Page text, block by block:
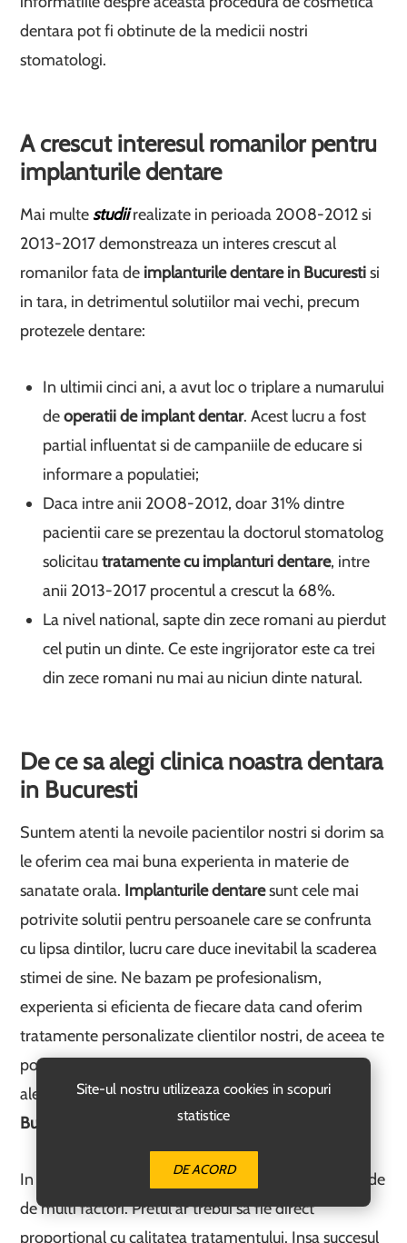
Site-ul nostru utilizeaza cookies in scopuri
statistice
DE ACORD
dentara pot fi obtinute de la medicii nostri
stomatologi.
A crescut interesul romanilor pentru
implanturile dentare
Mai multestudiirealizate in perioada 2008-2012 si
2013-2017 demonstreaza un interes crescut al
romanilor fata de implanturile dentare in Bucurestisi
in tara, in detrimentul solutiilor mai vechi, precum
protezele dentare:
In ultimii cinci ani, a avut loc o triplare a numarului
deoperatii de implant dentar. Acest lucru a fost
partial influentat si de campaniile de educare si
informare a populatiei;
Daca intre anii 2008-2012, doar 31% dintre
pacientii care se prezentau la doctorul stomatolog
solicitautratamente cu implanturi dentare, intre
anii 2013-2017 procentul a crescut la 68%.
La nivel national, sapte din zece romani au pierdut
cel putin un dinte. Ce este ingrijorator este ca trei
din zece romani nu mai au niciun dinte natural.
De ce sa alegi clinica noastra dentara
in Bucuresti
Suntem atenti la nevoile pacientilor nostri si dorim sa
le oferim cea mai buna experienta in materie de
sanatate orala. Implanturile dentaresunt cele mai
potrivite solutii pentru persoanele care se confrunta
cu lipsa dintilor, lucru care duce inevitabil la scaderea
stimei de sine. Ne bazam pe profesionalism,
experienta si eficienta de fiecare data cand oferim
tratamente personalizate clientilor nostri, de aceea te
poti baza pe un partener de nadejde atunci cand
alegi
serviciile clinicii noastre de implant dentar in
Bucuresti
In concluzie, selectia unuidentist in Bucuresti
depinde
de multi factori. Pretul ar trebui sa fie direct
proportional cu calitatea tratamentului. Insa succesul